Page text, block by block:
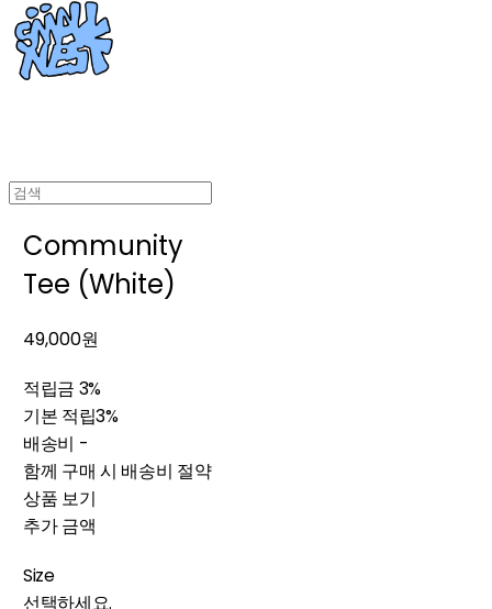
Community
Tee (White)
49,000원
적립금 3%
기본 적립3%
배송비 -
함께 구매 시 배송비 절약
상품 보기
추가 금액
Size
선택하세요.